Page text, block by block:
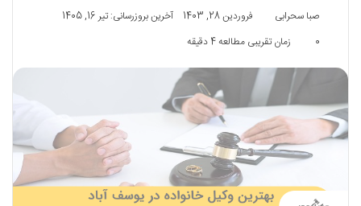
صبا سحرابی فروردین 28, 1403
آخرین بروزرسانی: تیر 16, 1405
0
زمان تقریبی مطالعه 4 دقیقه